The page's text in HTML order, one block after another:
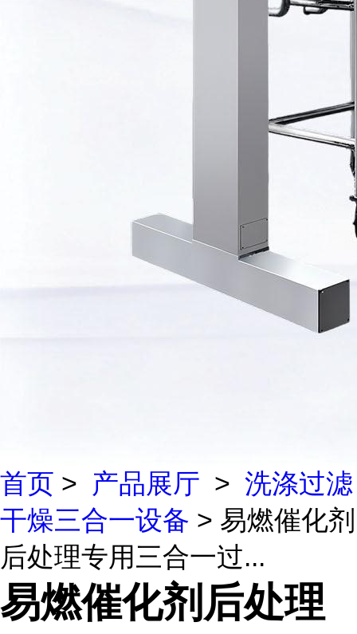
首页 > 产品展厅 > 洗涤过滤
干燥三合一设备 > 易燃催化剂
后处理专用三合一过...
易燃催化剂后处理